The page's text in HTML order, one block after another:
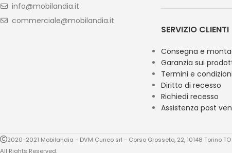
info@mobilandia.it
commerciale@mobilandia.it
SERVIZIO CLIENTI
Consegna e
Garanzia sui
Termini e condizioni
Diritto di recesso
Richiedi recesso
Assistenza post
2020-2021 Mobilandia - DVM Cuneo srl - Corso Grosseto, 22, 10148 Torino
All Rights Reserved.